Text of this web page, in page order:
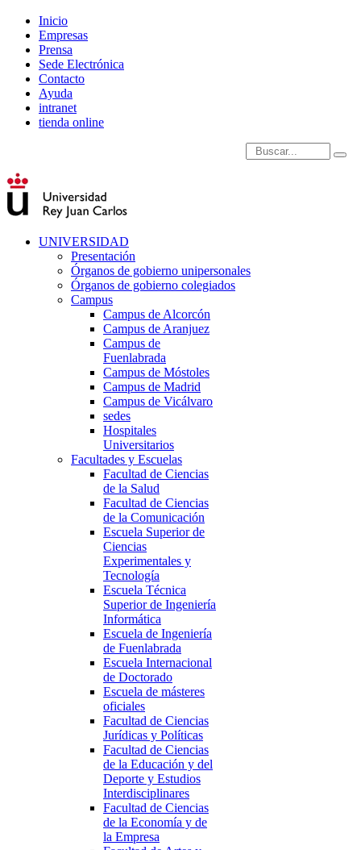
Inicio
Empresas
Prensa
Sede Electrónica
Contacto
Ayuda
intranet
tienda online
Introduce términos de
UNIVERSIDAD
Presentación
Órganos de gobierno unipersonales
Órganos de gobierno colegiados
Campus
Campus de Alcorcón
Campus de Aranjuez
Campus de
Fuenlabrada
Campus de Móstoles
Campus de Madrid
Campus de Vicálvaro
sedes
Hospitales
Universitarios
Facultades y Escuelas
Facultad de Ciencias
de la Salud
Facultad de Ciencias
de la Comunicación
Escuela Superior de
Ciencias
Experimentales y
Tecnología
Escuela Técnica
Superior de Ingeniería
Informática
Escuela de Ingeniería
de Fuenlabrada
Escuela Internacional
de Doctorado
Escuela de másteres
oficiales
Facultad de Ciencias
Jurídicas y Políticas
Facultad de Ciencias
de la Educación y del
Deporte y Estudios
Interdisciplinares
Facultad de Ciencias
de la Economía y de
la Empresa